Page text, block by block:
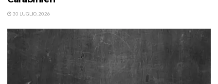
30 LUGLIO, 2026